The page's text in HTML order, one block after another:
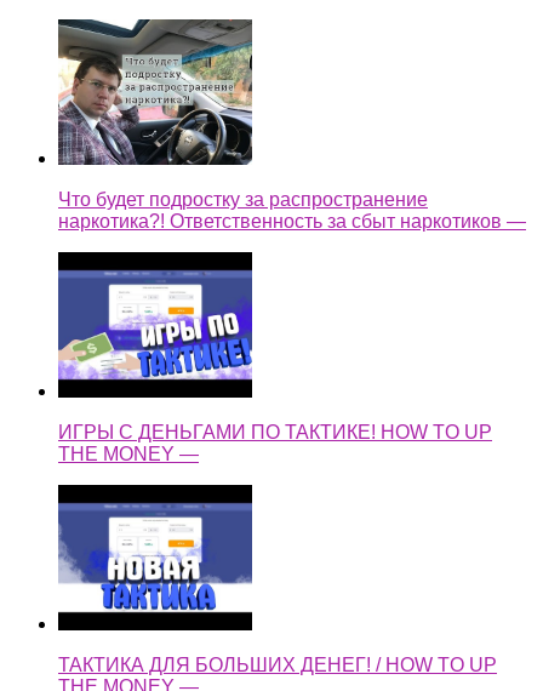
Что будет подростку за распространение
наркотика?! Ответственность за сбыт наркотиков —
ИГРЫ С ДЕНЬГАМИ ПО ТАКТИКЕ! HOW TO UP
THE MONEY —
ТАКТИКА ДЛЯ БОЛЬШИХ ДЕНЕГ! / HOW TO UP
THE MONEY —